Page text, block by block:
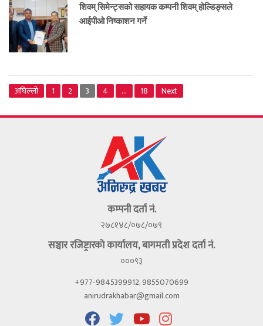
शिवम् सिमेन्ट्सको सहायक कम्पनी शिवम् होल्डिङ्सले
आईपीओ निष्काशन गर्ने
अघिल्लो 1 2 3 4 … 18 Next
कम्पनी दर्ता नं.
२७८१४८/०७८/०७९
सञ्चार रजिष्ट्रारकाे कार्यालय, बागमती प्रदेश दर्ता नं.
०००९३
+977-9845399912, 9855070699
anirudrakhabar@gmail.com